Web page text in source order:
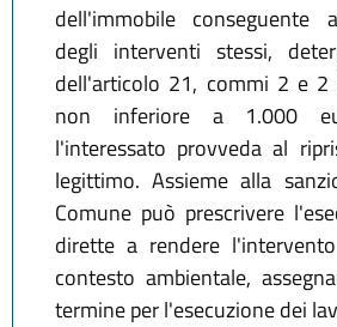
dell'immobile conseguente
degli interventi stessi,
dell'articolo 21, commi 2 e 2
non inferiore a 1.000
l'interessato provveda al
legittimo. Assieme alla
Comune può prescrivere
dirette a rendere
contesto ambientale,
termine per l'esecuzione dei